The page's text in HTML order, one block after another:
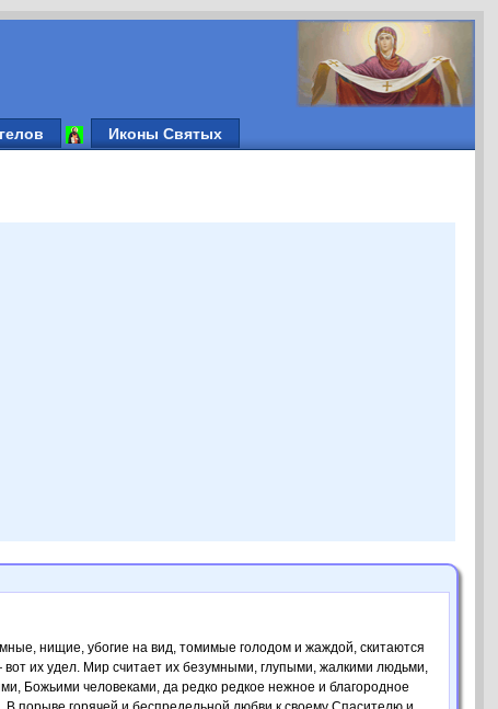
Иконы Святых
ни­щие, убогие на вид, томимые голодом и жаждой, скитаются
их удел. Мир считает их безумными, глупыми, жалкими людьми,
Божьими человеками, да редко редкое нежное и благородное